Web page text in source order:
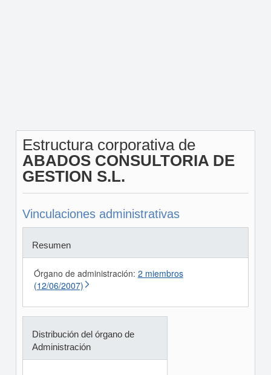
Estructura corporativa de
ABADOS CONSULTORIA DE
GESTION S.L.
Vinculaciones administrativas
Resumen
Órgano de administración: 2 miembros
(12/06/2007)
Distribución del órgano de
Administración